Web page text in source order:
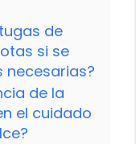
de
si se
necesarias?
de la
el cuidado